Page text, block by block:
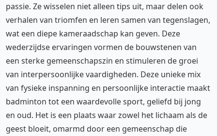
passie. Ze wisselen niet alleen tips uit, maar delen ook
verhalen van triomfen en leren samen van tegenslagen,
wat een diepe kameraadschap kan geven. Deze
wederzijdse ervaringen vormen de bouwstenen van
een sterke gemeenschapszin en stimuleren de groei
van interpersoonlijke vaardigheden. Deze unieke mix
van fysieke inspanning en persoonlijke interactie maakt
badminton tot een waardevolle sport, geliefd bij jong
en oud. Het is een plaats waar zowel het lichaam als de
geest bloeit, omarmd door een gemeenschap die